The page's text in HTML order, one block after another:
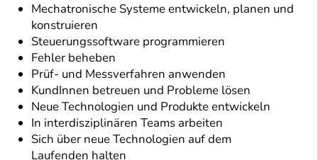
Mechatronische Systeme entwickeln, planen und
konstruieren
Steuerungssoftware programmieren
Fehler beheben
Prüf- und Messverfahren anwenden
KundInnen betreuen und Probleme lösen
Neue Technologien und Produkte entwickeln
In interdisziplinären Teams arbeiten
Sich über neue Technologien auf dem
Laufenden halten